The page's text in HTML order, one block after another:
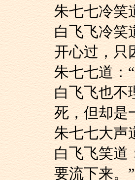
朱七七
白飞飞
开心过，只
朱七七
白飞飞
死，但却是
朱七七
白飞飞
要流下来。”